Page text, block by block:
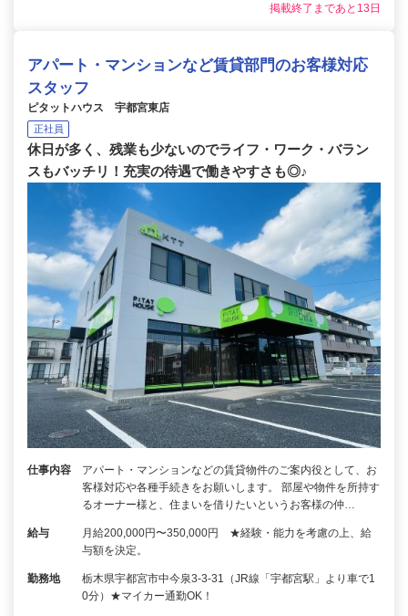
掲載終了まであと13日
アパート・マンションなど賃貸部門のお客様対応
スタッフ
ピタットハウス 宇都宮東店
正社員
休日が多く、残業も少ないのでライフ・ワーク・バラン
スもバッチリ！充実の待遇で働きやすさも◎♪
仕事内容
アパート・マンションなどの賃貸物件のご案内役として、お
客様対応や各種手続きをお願いします。 部屋や物件を所持す
るオーナー様と、住まいを借りたいというお客様の仲…
給与
月給200,000円〜350,000円 ★経験・能力を考慮の上、給
与額を決定。
勤務地
栃木県宇都宮市中今泉3-3-31（JR線「宇都宮駅」より車で1
0分）★マイカー通勤OK！